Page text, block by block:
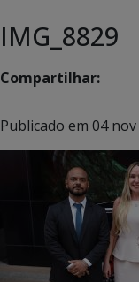
IMG_8829
Compartilhar:
Publicado em 04 nov